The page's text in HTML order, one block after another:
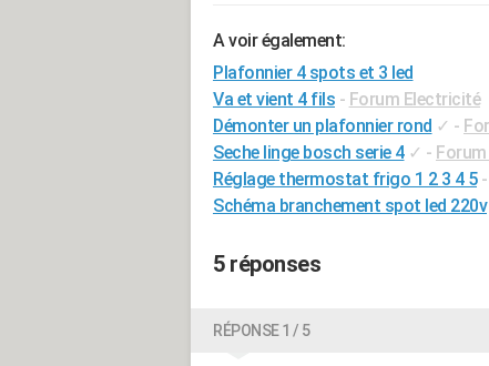
A voir également:
Plafonnier 4 spots et 3 led
Va et vient 4 fils - Forum Electricité
Démonter un plafonnier rond ✓ -
Seche linge bosch serie 4 ✓ -
Réglage thermostat frigo 1 2 3 4 5
Schéma branchement spot led 220v
5 réponses
RÉPONSE 1 / 5